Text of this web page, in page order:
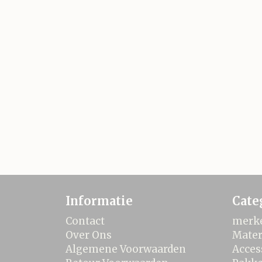
Informatie
Contact
Over Ons
Algemene Voorwaarden